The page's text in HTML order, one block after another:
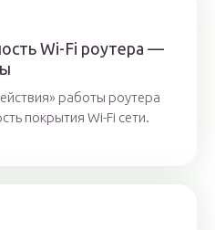
Wi-Fi роутера —
работы роутера
покрытия Wi-Fi сети.